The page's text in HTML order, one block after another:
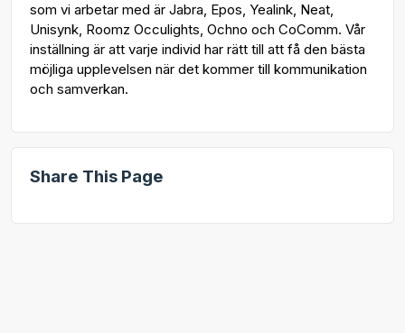
som vi arbetar med är Jabra, Epos, Yealink, Neat,
Unisynk, Roomz Occulights, Ochno och CoComm. Vår
inställning är att varje individ har rätt till att få den bästa
möjliga upplevelsen när det kommer till kommunikation
och samverkan.
Share This Page